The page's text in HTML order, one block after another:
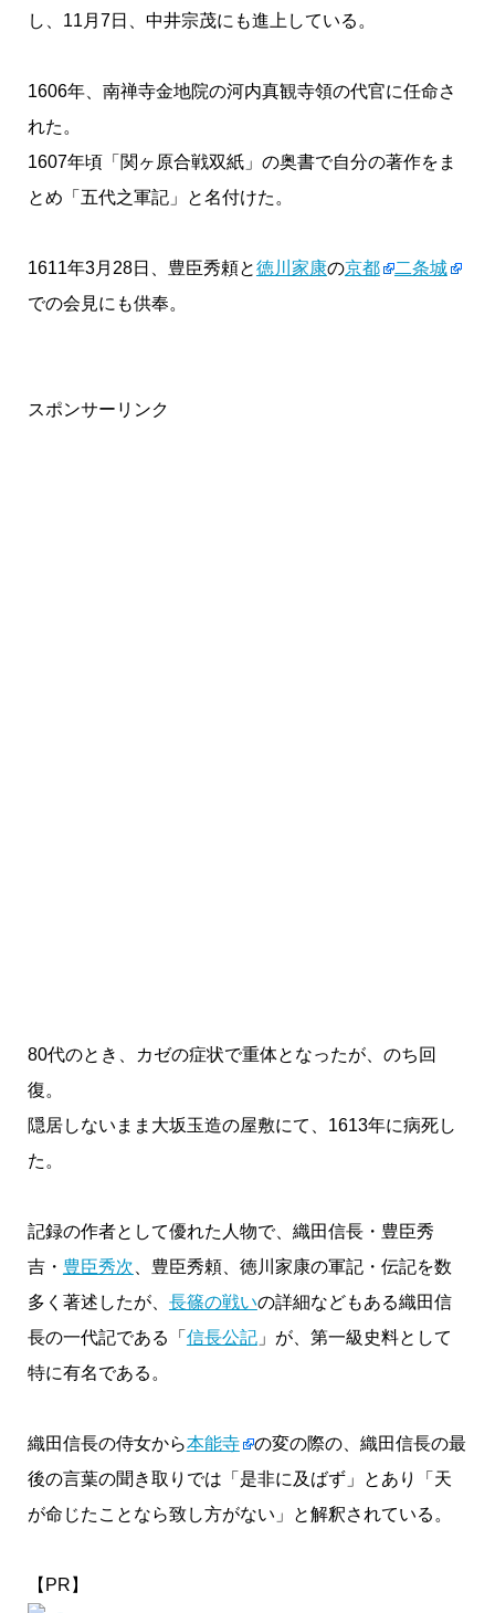
し、11月7日、中井宗茂にも進上している。
1606年、南禅寺金地院の河内真観寺領の代官に任命さ
れた。
1607年頃「関ヶ原合戦双紙」の奥書で自分の著作をま
とめ「五代之軍記」と名付けた。
1611年3月28日、豊臣秀頼と徳川家康の京都
二条城
での会見にも供奉。
スポンサーリンク
80代のとき、カゼの症状で重体となったが、のち回
復。
隠居しないまま大坂玉造の屋敷にて、1613年に病死し
た。
記録の作者として優れた人物で、織田信長・豊臣秀
吉・ 豊臣秀次 、豊臣秀頼、徳川家康の軍記・伝記を数
多く著述したが、 長篠の戦いの詳細などもある織田信
長の一代記である「 信長公記」が、第一級史料として
特に有名である。
織田信長の侍女から本能寺
の変の際の、織田信長の最
後の言葉の聞き取りでは「是非に及ばず」とあり「天
が命じたことなら致し方がない」と解釈されている。
【PR】